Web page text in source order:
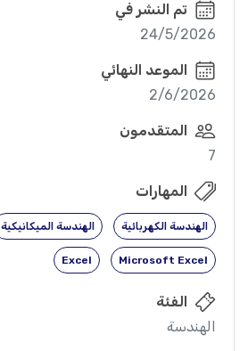
تم النشر في
24/5/2026
الموعد النهائي
2/6/2026
المتقدمون
7
المهارات
الهندسة الكهربائية الهندسة الميكانيكية
Microsoft Excel
Excel
الفئة
الهندسة